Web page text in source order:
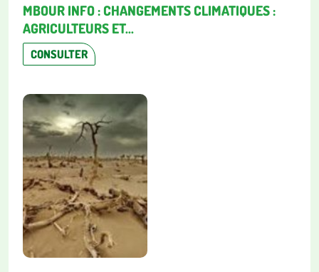
MBOUR INFO : CHANGEMENTS CLIMATIQUES :
AGRICULTEURS ET...
CONSULTER